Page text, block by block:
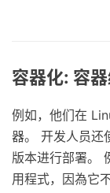
容器化: 容
例如，他们在
器。 开发人员还
版本进行部署。
用程式，因為它